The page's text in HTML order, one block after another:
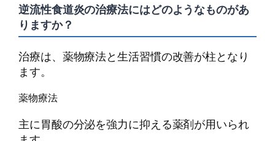
逆流性食道炎の治療法にはどのようなものがあ
りますか？
治療は、薬物療法と生活習慣の改善が柱となり
ます。
薬物療法
主に胃酸の分泌を強力に抑える薬剤が用いられ